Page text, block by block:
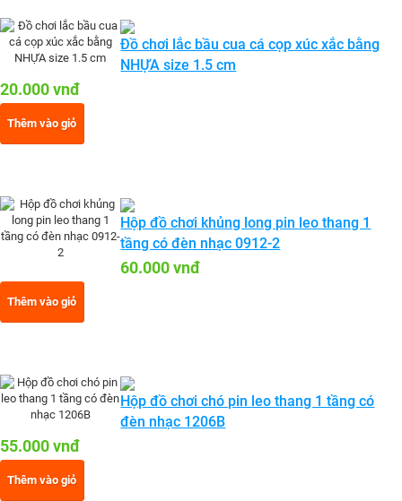
Đồ chơi lắc bầu cua cá cọp xúc xắc bằng
NHỰA size 1.5 cm
20.000 vnđ
Thêm vào giỏ
Hộp đồ chơi khủng long pin leo thang 1
tầng có đèn nhạc 0912-2
60.000 vnđ
Thêm vào giỏ
Hộp đồ chơi chó pin leo thang 1 tầng có
đèn nhạc 1206B
55.000 vnđ
Thêm vào giỏ